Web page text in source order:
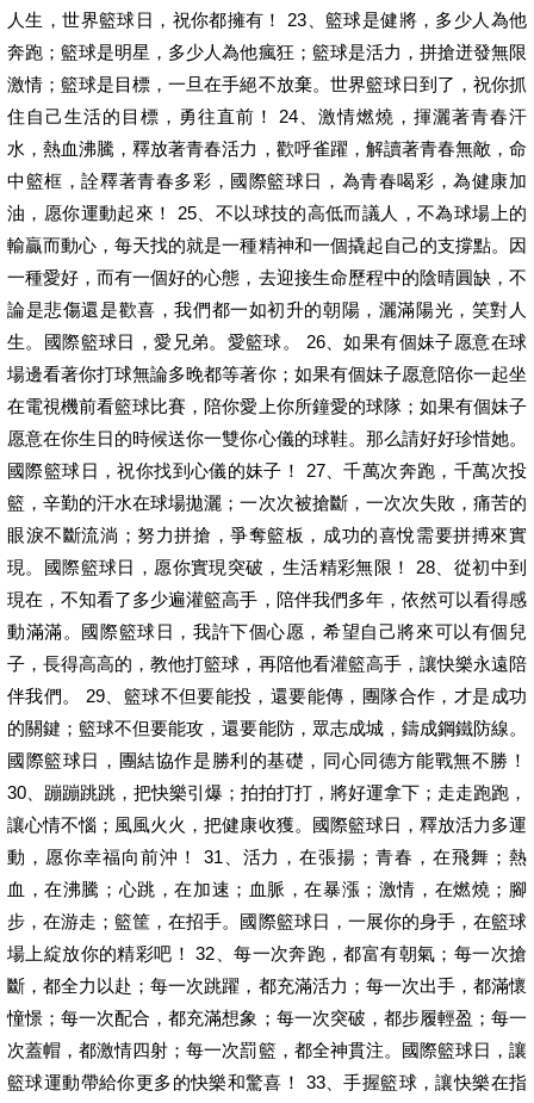
人生，世界籃球日，祝你都擁有！ 23、籃球是健將，多少人為他
奔跑；籃球是明星，多少人為他瘋狂；籃球是活力，拼搶迸發無限
激情；籃球是目標，一旦在手絕不放棄。世界籃球日到了，祝你抓
住自己生活的目標，勇往直前！ 24、激情燃燒，揮灑著青春汗
水，熱血沸騰，釋放著青春活力，歡呼雀躍，解讀著青春無敵，命
中籃框，詮釋著青春多彩，國際籃球日，為青春喝彩，為健康加
油，愿你運動起來！ 25、不以球技的高低而議人，不為球場上的
輸贏而動心，每天找的就是一種精神和一個撬起自己的支撐點。因
一種愛好，而有一個好的心態，去迎接生命歷程中的陰晴圓缺，不
論是悲傷還是歡喜，我們都一如初升的朝陽，灑滿陽光，笑對人
生。國際籃球日，愛兄弟。愛籃球。 26、如果有個妹子愿意在球
場邊看著你打球無論多晚都等著你；如果有個妹子愿意陪你一起坐
在電視機前看籃球比賽，陪你愛上你所鐘愛的球隊；如果有個妹子
愿意在你生日的時候送你一雙你心儀的球鞋。那么請好好珍惜她。
國際籃球日，祝你找到心儀的妹子！ 27、千萬次奔跑，千萬次投
籃，辛勤的汗水在球場拋灑；一次次被搶斷，一次次失敗，痛苦的
眼淚不斷流淌；努力拼搶，爭奪籃板，成功的喜悅需要拼搏來實
現。國際籃球日，愿你實現突破，生活精彩無限！ 28、從初中到
現在，不知看了多少遍灌籃高手，陪伴我們多年，依然可以看得感
動滿滿。國際籃球日，我許下個心愿，希望自己將來可以有個兒
子，長得高高的，教他打籃球，再陪他看灌籃高手，讓快樂永遠陪
伴我們。 29、籃球不但要能投，還要能傳，團隊合作，才是成功
的關鍵；籃球不但要能攻，還要能防，眾志成城，鑄成鋼鐵防線。
國際籃球日，團結協作是勝利的基礎，同心同德方能戰無不勝！
30、蹦蹦跳跳，把快樂引爆；拍拍打打，將好運拿下；走走跑跑，
讓心情不惱；風風火火，把健康收獲。國際籃球日，釋放活力多運
動，愿你幸福向前沖！ 31、活力，在張揚；青春，在飛舞；熱
血，在沸騰；心跳，在加速；血脈，在暴漲；激情，在燃燒；腳
步，在游走；籃筐，在招手。國際籃球日，一展你的身手，在籃球
場上綻放你的精彩吧！ 32、每一次奔跑，都富有朝氣；每一次搶
斷，都全力以赴；每一次跳躍，都充滿活力；每一次出手，都滿懷
憧憬；每一次配合，都充滿想象；每一次突破，都步履輕盈；每一
次蓋帽，都激情四射；每一次罰籃，都全神貫注。國際籃球日，讓
籃球運動帶給你更多的快樂和驚喜！ 33、手握籃球，讓快樂在指